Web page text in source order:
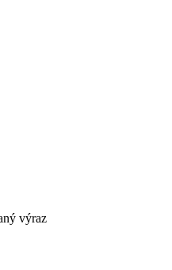
výraz